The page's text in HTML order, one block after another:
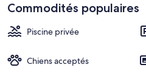
Commodités populaires
Piscine privée
Chiens acceptés